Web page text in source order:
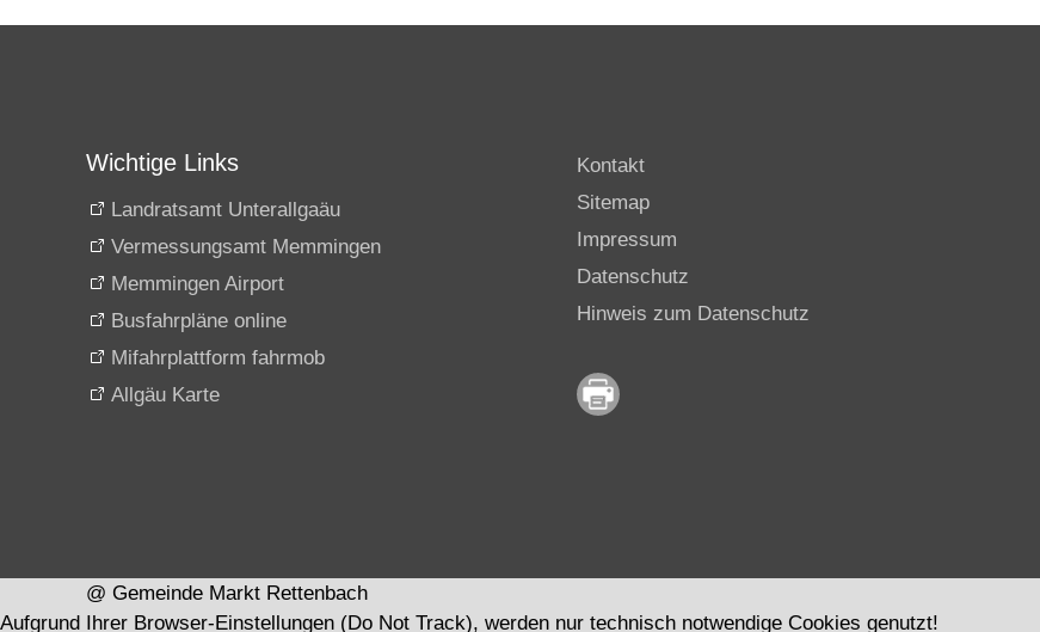
Wichtige Links
Landratsamt Unterallgaäu
Vermessungsamt Memmingen
Memmingen Airport
Busfahrpläne online
Mifahrplattform fahrmob
Allgäu Karte
Kontakt
Sitemap
Impressum
Datenschutz
Hinweis zum Datenschutz
@ Gemeinde Markt Rettenbach
Aufgrund Ihrer Browser-Einstellungen (Do Not Track), werden nur technisch notwendige Cookies genutzt!